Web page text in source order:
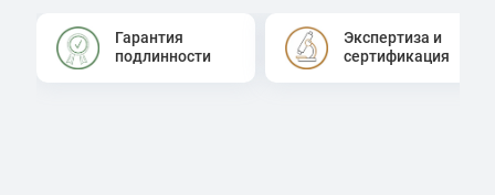
Гарантия
подлинности
Экспертиза и
сертификация